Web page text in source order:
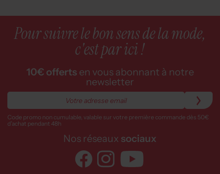
Pour suivre le bon sens de la mode,
c'est par ici !
10€ offerts en vous abonnant à notre
newsletter
Code promo non cumulable, valable sur votre première commande dès 50€
d’achat pendant 48h
Nos réseaux sociaux